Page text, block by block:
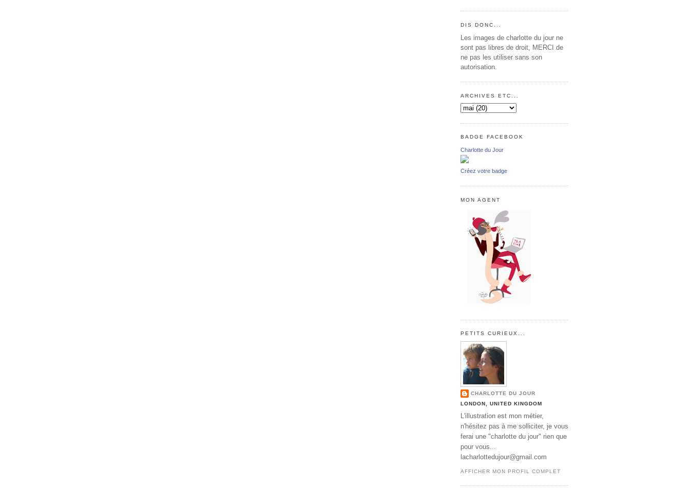
DIS DONC...
Les images de charlotte du jour ne
sont pas libres de droit, MERCI de
ne pas les utiliser sans son
autorisation.
ARCHIVES ETC...
BADGE FACEBOOK
Charlotte du Jour
Créez votre badge
MON AGENT
PETITS CURIEUX...
CHARLOTTE DU JOUR
LONDON, UNITED KINGDOM
L'illustration est mon métier,
n'hésitez pas à me solliciter, je vous
ferai une "charlotte du jour" rien que
pour vous...
lacharlottedujour@gmail.com
AFFICHER MON PROFIL COMPLET